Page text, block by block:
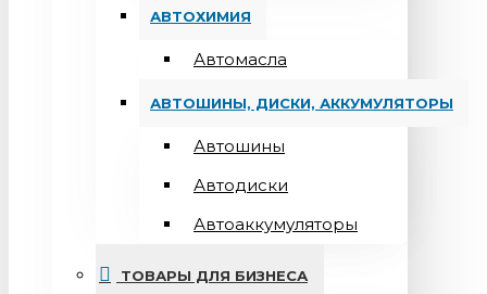
АВТОХИМИЯ
Автомасла
АВТОШИНЫ, ДИСКИ, АККУМУЛЯТОРЫ
Автошины
Автодиски
Автоаккумуляторы
ТОВАРЫ ДЛЯ БИЗНЕСА